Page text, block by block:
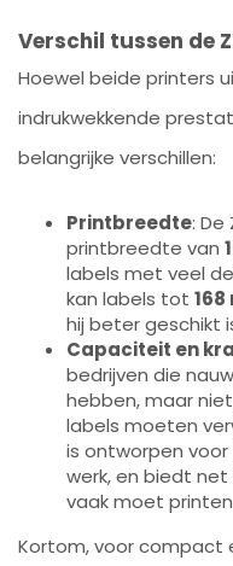
Verschil tussen de
Hoewel beide printers
indrukwekkende
belangrijke verschillen:
Printbreedte: De
printbreedte van
labels met veel
kan labels tot
hij beter geschikt
Capaciteit en
bedrijven die
hebben, maar
labels moeten
is ontworpen
werk, en biedt
vaak moet
Kortom, voor compact